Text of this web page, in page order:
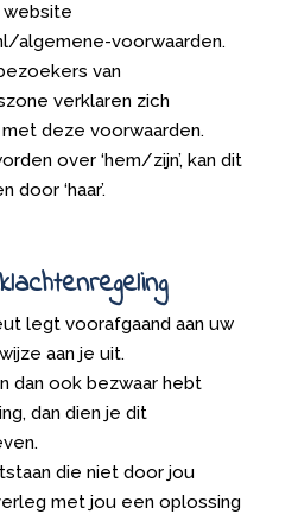
website
algemene-voorwaarden.
van
verklaren zich
deze voorwaarden.
over ‘hem/zijn’, kan dit
‘haar’.
legt voorafgaand aan uw
aan je uit.
dan ook bezwaar hebt
dan dien je dit
die niet door jou
met jou een oplossing